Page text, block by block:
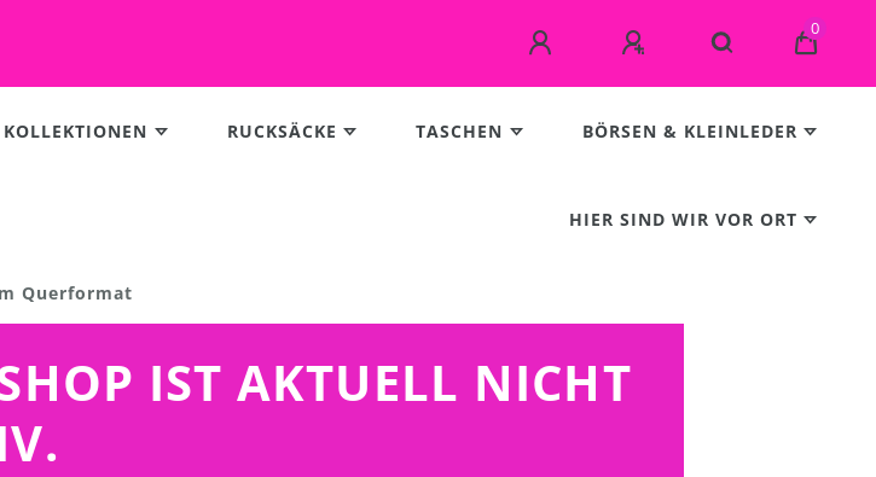
0
KOLLEKTIONEN RUCKSÄCKE TASCHEN BÖRSEN & KLEINLEDER
HIER SIND WIR VOR ORT
Querformat
IST AKTUELL NICHT